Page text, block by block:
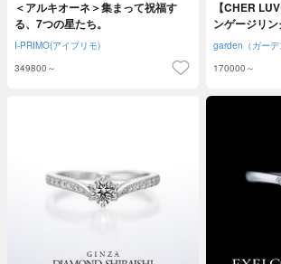
＜アルキオーネ＞集まって祝福す
る、7つの星たち。
I-PRIMO(アイプリモ)
349800～
【CHER
ンゲージリ
garden（ガーデ
170000～